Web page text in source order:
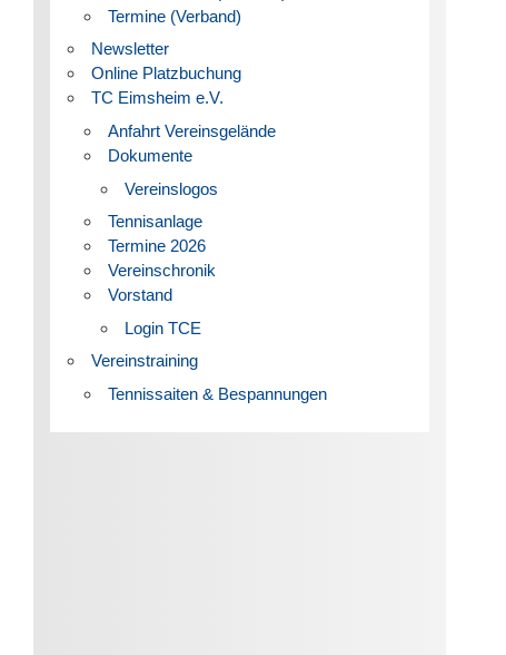
Termine (Verband)
Newsletter
Online Platzbuchung
TC Eimsheim e.V.
Anfahrt Vereinsgelände
Dokumente
Vereinslogos
Tennisanlage
Termine 2026
Vereinschronik
Vorstand
Login TCE
Vereinstraining
Tennissaiten & Bespannungen